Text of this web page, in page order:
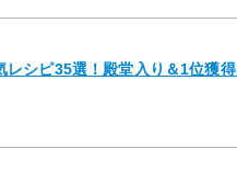
レシピ35選！殿堂入り＆1位獲